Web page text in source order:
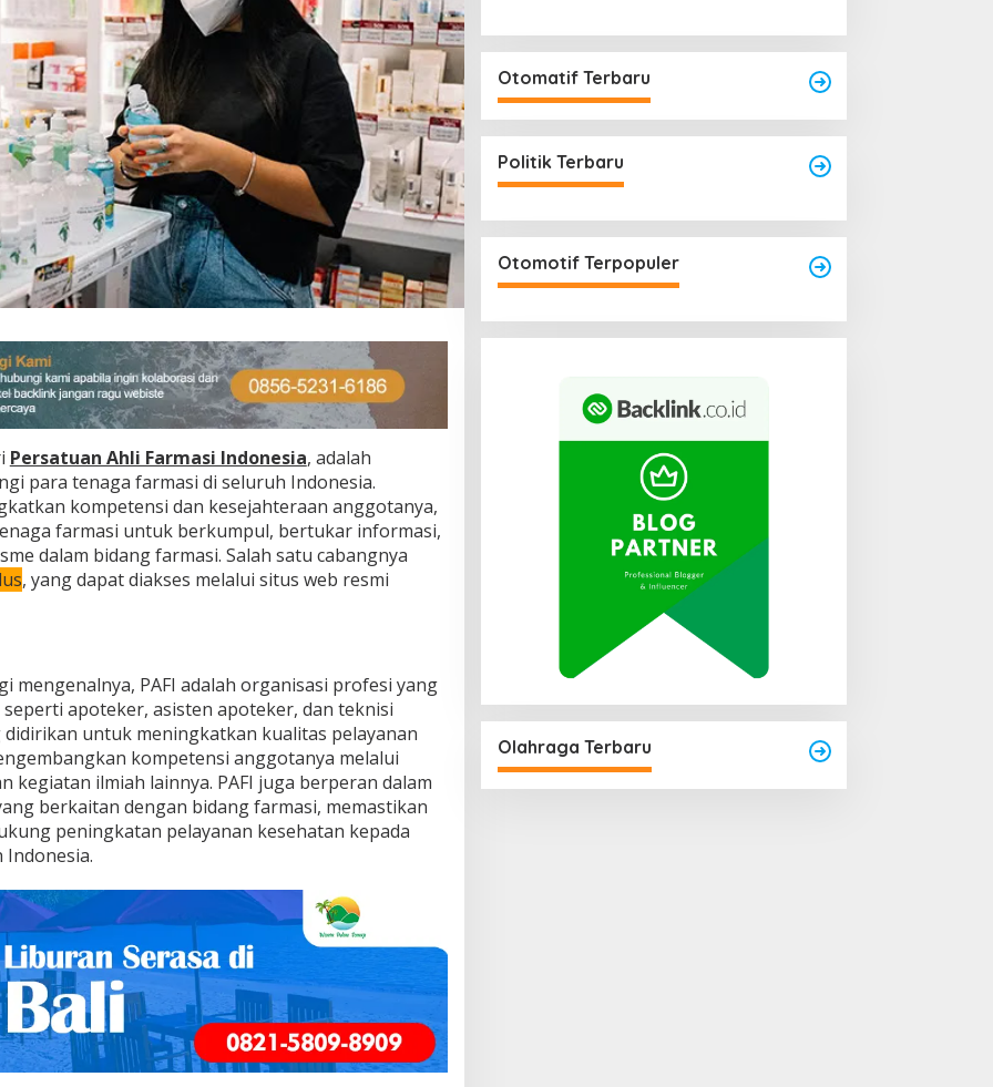
Persatuan Ahli Farmasi Indonesia, adalah
para tenaga farmasi di seluruh Indonesia.
kompetensi dan kesejahteraan anggotanya,
farmasi untuk berkumpul, bertukar informasi,
dalam bidang farmasi. Salah satu cabangnya
, yang dapat diakses melalui situs web resmi
mengenalnya, PAFI adalah organisasi profesi yang
apoteker, asisten apoteker, dan teknisi
untuk meningkatkan kualitas pelayanan
kompetensi anggotanya melalui
kegiatan ilmiah lainnya. PAFI juga berperan dalam
berkaitan dengan bidang farmasi, memastikan
peningkatan pelayanan kesehatan kepada
Indonesia.
Otomatif Terbaru
Politik Terbaru
Otomotif Terpopuler
Olahraga Terbaru